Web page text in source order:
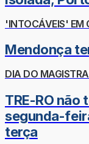
'INTOCÁVEIS' EM
Mendonça
DIA DO
TRE-RO não
segunda-
terça